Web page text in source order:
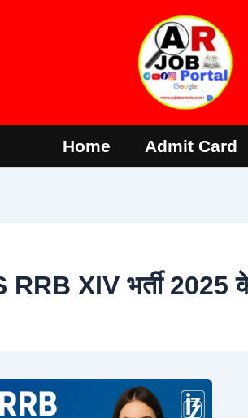
Home Admit Card
RRB XIV भर्ती